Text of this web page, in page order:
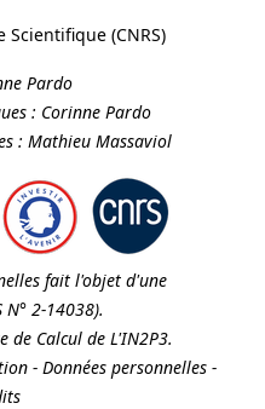
Scientifique (CNRS)
Pardo
: Corinne Pardo
: Mathieu Massaviol
fait l'objet d'une
N° 2-14038).
de Calcul de L'IN2P3.
- Données personnelles-